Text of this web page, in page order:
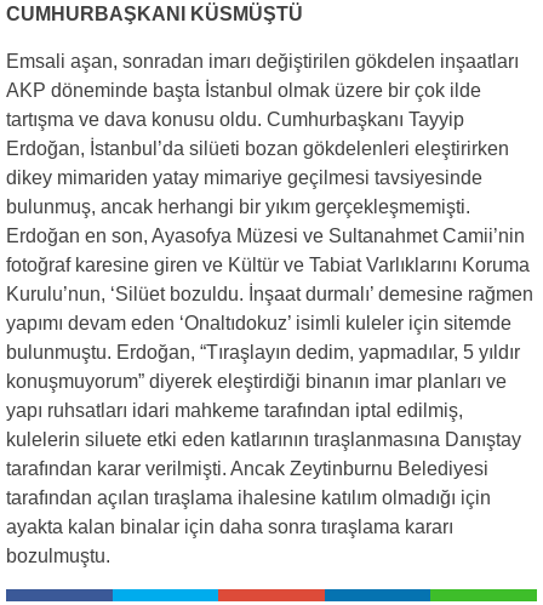
CUMHURBAŞKANI KÜSMÜŞTÜ
Emsali aşan, sonradan imarı değiştirilen gökdelen inşaatları
AKP döneminde başta İstanbul olmak üzere bir çok ilde
tartışma ve dava konusu oldu. Cumhurbaşkanı Tayyip
Erdoğan, İstanbul’da silüeti bozan gökdelenleri eleştirirken
dikey mimariden yatay mimariye geçilmesi tavsiyesinde
bulunmuş, ancak herhangi bir yıkım gerçekleşmemişti.
Erdoğan en son, Ayasofya Müzesi ve Sultanahmet Camii’nin
fotoğraf karesine giren ve Kültür ve Tabiat Varlıklarını Koruma
Kurulu’nun, ‘Silüet bozuldu. İnşaat durmalı’ demesine rağmen
yapımı devam eden ‘Onaltıdokuz’ isimli kuleler için sitemde
bulunmuştu. Erdoğan, “Tıraşlayın dedim, yapmadılar, 5 yıldır
konuşmuyorum” diyerek eleştirdiği binanın imar planları ve
yapı ruhsatları idari mahkeme tarafından iptal edilmiş,
kulelerin siluete etki eden katlarının tıraşlanmasına Danıştay
tarafından karar verilmişti. Ancak Zeytinburnu Belediyesi
tarafından açılan tıraşlama ihalesine katılım olmadığı için
ayakta kalan binalar için daha sonra tıraşlama kararı
bozulmuştu.